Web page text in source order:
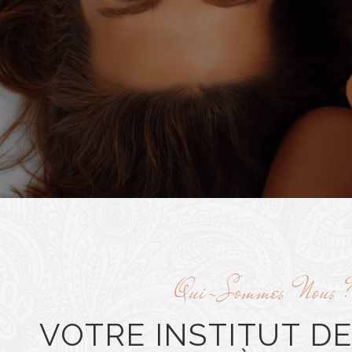
Qui-Sommes Nous
VOTRE INSTITUT